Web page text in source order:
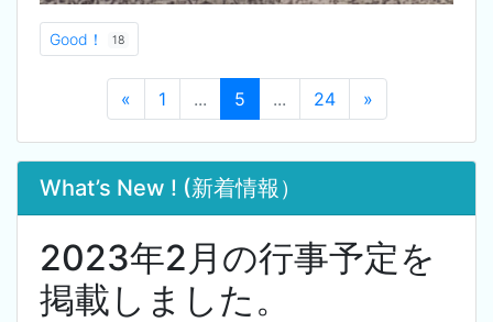
Good！ 18
« 1 ... 5 ... 24 »
What’s New ! (新着情報）
2023年2月の行事予定を
掲載しました。